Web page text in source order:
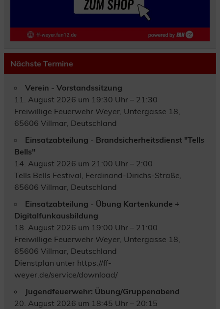
Nächste Termine
Verein - Vorstandssitzung
11. August 2026 um 19:30 Uhr – 21:30
Freiwillige Feuerwehr Weyer, Untergasse 18,
65606 Villmar, Deutschland
Einsatzabteilung - Brandsicherheitsdienst "Tells
Bells"
14. August 2026 um 21:00 Uhr – 2:00
Tells Bells Festival, Ferdinand-Dirichs-Straße,
65606 Villmar, Deutschland
Einsatzabteilung - Übung Kartenkunde +
Digitalfunkausbildung
18. August 2026 um 19:00 Uhr – 21:00
Freiwillige Feuerwehr Weyer, Untergasse 18,
65606 Villmar, Deutschland
Dienstplan unter https://ff-
weyer.de/service/download/
Jugendfeuerwehr: Übung/Gruppenabend
20. August 2026 um 18:45 Uhr – 20:15